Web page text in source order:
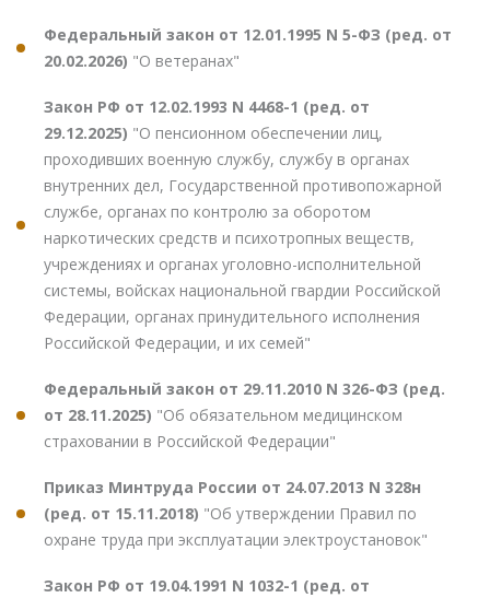
Федеральный закон от 12.01.1995 N 5-ФЗ (ред. от
20.02.2026) "О ветеранах"
Закон РФ от 12.02.1993 N 4468-1 (ред. от
29.12.2025) "О пенсионном обеспечении лиц,
проходивших военную службу, службу в органах
внутренних дел, Государственной противопожарной
службе, органах по контролю за оборотом
наркотических средств и психотропных веществ,
учреждениях и органах уголовно-исполнительной
системы, войсках национальной гвардии Российской
Федерации, органах принудительного исполнения
Российской Федерации, и их семей"
Федеральный закон от 29.11.2010 N 326-ФЗ (ред.
от 28.11.2025) "Об обязательном медицинском
страховании в Российской Федерации"
Приказ Минтруда России от 24.07.2013 N 328н
(ред. от 15.11.2018) "Об утверждении Правил по
охране труда при эксплуатации электроустановок"
Закон РФ от 19.04.1991 N 1032-1 (ред. от